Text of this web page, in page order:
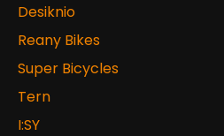
Desiknio
Reany Bikes
Super Bicycles
Tern
I:SY